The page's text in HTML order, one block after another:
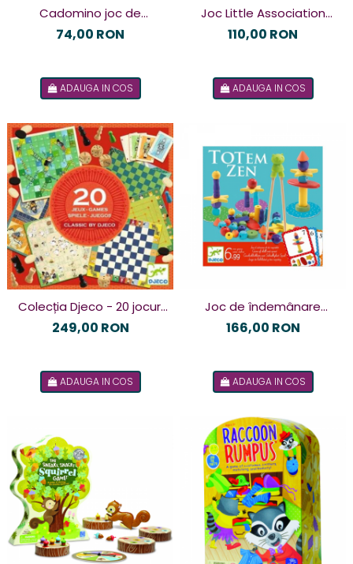
Cadomino joc de
societate
74,00 RON
ADAUGA IN COS
Joc Little Association
Djeco
110,00 RON
ADAUGA IN COS
Colecția Djeco - 20 jocuri
clasice
249,00 RON
ADAUGA IN COS
Joc de îndemânare
Totem zen Djeco
166,00 RON
ADAUGA IN COS